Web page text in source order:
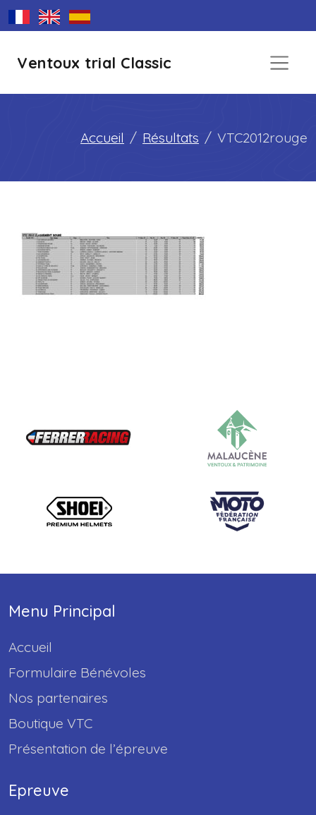
Ventoux trial Classic
Accueil Résultats VTC2012rouge
Menu Principal
Accueil
Formulaire Bénévoles
Nos partenaires
Boutique VTC
Présentation de l’épreuve
Epreuve